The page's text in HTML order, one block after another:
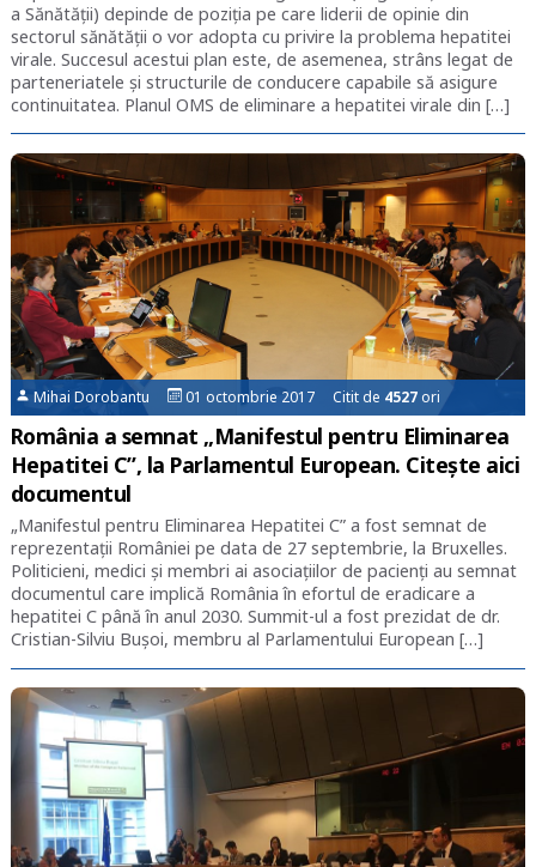
a Sănătății) depinde de poziția pe care liderii de opinie din
sectorul sănătății o vor adopta cu privire la problema hepatitei
virale. Succesul acestui plan este, de asemenea, strâns legat de
parteneriatele și structurile de conducere capabile să asigure
continuitatea. Planul OMS de eliminare a hepatitei virale din […]
Mihai Dorobantu 01 octombrie 2017 Citit de 4527 ori
România a semnat „Manifestul pentru Eliminarea
Hepatitei C”, la Parlamentul European. Citește aici
documentul
„Manifestul pentru Eliminarea Hepatitei C” a fost semnat de
reprezentații României pe data de 27 septembrie, la Bruxelles.
Politicieni, medici și membri ai asociațiilor de pacienți au semnat
documentul care implică România în efortul de eradicare a
hepatitei C până în anul 2030. Summit-ul a fost prezidat de dr.
Cristian-Silviu Buşoi, membru al Parlamentului European […]